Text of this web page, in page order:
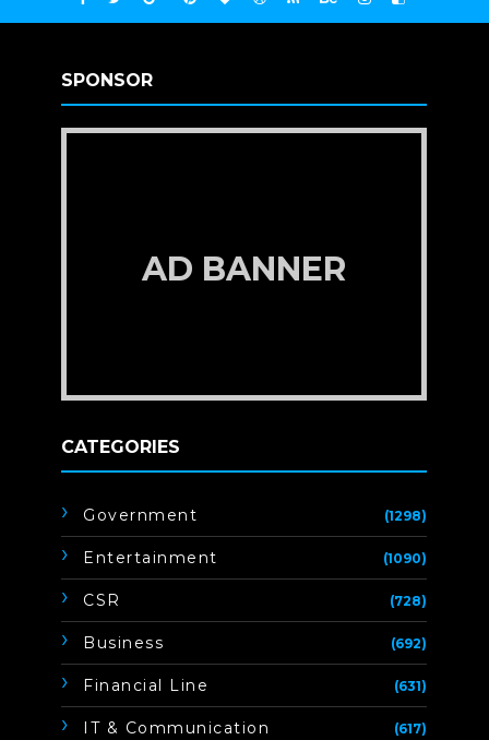
SPONSOR
AD BANNER
CATEGORIES
Government (1298)
Entertainment (1090)
CSR (728)
Business (692)
Financial Line (631)
IT & Communication (617)